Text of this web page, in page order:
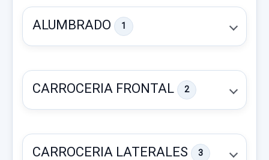
ALUMBRADO 1
CARROCERIA FRONTAL 2
CARROCERIA LATERALES 3